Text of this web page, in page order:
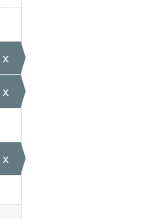
x
x
x